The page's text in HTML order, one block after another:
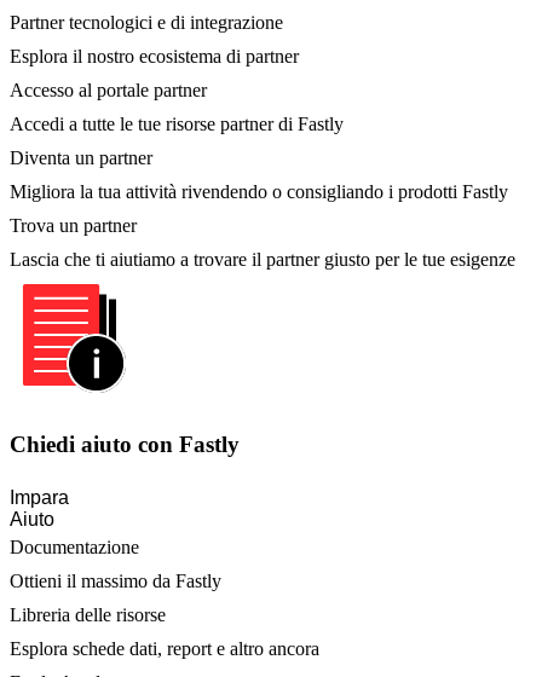
Partner tecnologici e di integrazione
Esplora il nostro ecosistema di partner
Accesso al portale partner
Accedi a tutte le tue risorse partner di Fastly
Diventa un partner
Migliora la tua attività rivendendo o consigliando i prodotti Fastly
Trova un partner
Lascia che ti aiutiamo a trovare il partner giusto per le tue esigenze
Chiedi aiuto con Fastly
Impara
Aiuto
Documentazione
Ottieni il massimo da Fastly
Libreria delle risorse
Esplora schede dati, report e altro ancora